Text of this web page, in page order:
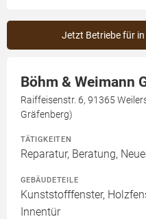
Jetzt Betriebe für
Böhm & Weimann
Raiffeisenstr. 6, 91365
Gräfenberg)
TÄTIGKEITEN
Reparatur, Beratung,
GEBÄUDETEILE
Kunststofffenster,
Innentür